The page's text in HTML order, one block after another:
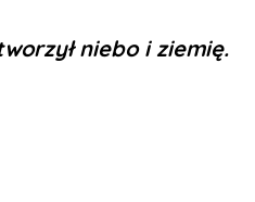
niebo i ziemię.